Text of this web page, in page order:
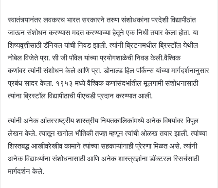
स्वातंत्र्यानंतर लवकरच भारत सरकारने तरुण संशोधकांना परदेशी विद्यापीठांत
जाऊन संशोधन करण्यास मदत करण्याच्या हेतूने एक निधी तयार केला होता. या
शिष्यवृत्तीसाठी डॅनियल यांची निवड झाली. त्यांनी ब्रिटनमधील ब्रिस्टॉल येथील
नोबेल विजेते प्रा. सी जी पॉवेल यांच्या प्रयोगशाळेची निवड केली.वैश्विक
कणांवर त्यांनी संशोधन केले आणि प्रा. डोनाल्ड हिल पर्किन्स यांच्या मार्गदर्शनानुसार
प्रबंध सादर केला. १९५३ मध्ये वैश्विक कणांसंदर्भातील मूलगामी संशोधनासाठी
त्यांना ब्रिस्टॉल विद्यापीठाची पीएचडी प्रदान करण्यात आली.
त्यांनी अनेक आंतरराष्ट्रीय शास्त्रीय नियतकालिकांमध्ये अनेक विषयांवर विपूल
लेखन केले. त्यातून खगोल भौतिकी तज्ज्ञ म्हणून त्यांची ओळख तयार झाली. त्यांच्या
शिस्तबद्ध आखीवरेखीव कामाने त्यांच्या सहकाऱ्यांनाही प्रेरणा मिळत असे. त्यांनी
अनेक विद्यार्थ्यांना संशोधनासाठी आणि अनेक शास्त्रज्ञांना डॉक्टरल रिसर्चसाठी
मार्गदर्शन केले.